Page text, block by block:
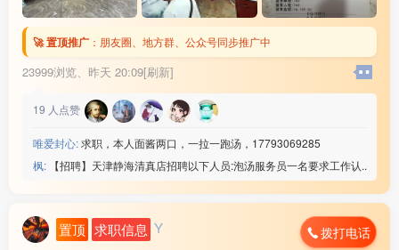
🚀 置顶推广 ： 朋友圈、地方群、公众号同步推广中
23999浏览、 昨天 20:09[刷新]
19 人点赞
唯爱封心:求职，本人面酱两口，一拉一跑汤，17793069285
枫: 【招聘】天津静海清真店招聘以下人员:泡汤服务员一名要求工作认..
置顶 求职信息 Y 拨打电话